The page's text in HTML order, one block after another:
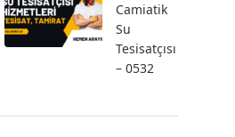
Camiatik
Su
Tesisatçısı
– 0532